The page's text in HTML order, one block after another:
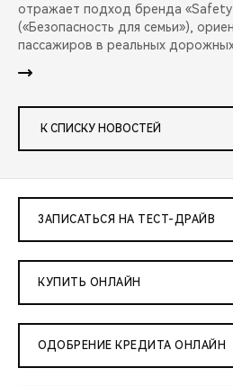
отражает подход бренда «Safety
(«Безопасность для семьи»),
пассажиров в реальных дорожных
К СПИСКУ НОВОСТЕЙ
ЗАПИСАТЬСЯ НА ТЕСТ-ДРАЙВ
КУПИТЬ ОНЛАЙН
ОДОБРЕНИЕ КРЕДИТА ОНЛАЙН